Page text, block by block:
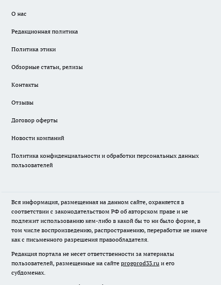
О нас
Редакционная политика
Политика этики
Обзорные статьи, релизы
Контакты
Отзывы
Договор оферты
Новости компаний
Политика конфиденциальности и обработки персональных данных
пользователей
Вся информация, размещенная на данном сайте, охраняется в
соответствии с законодательством РФ об авторском праве и не
подлежит использованию кем-либо в какой бы то ни было форме, в
том числе воспроизведению, распространению, переработке не иначе
как с письменного разрешения правообладателя.
Редакция портала не несет ответственности за материалы
пользователей, размещенные на сайте progorod33.ru и его
субдоменах.